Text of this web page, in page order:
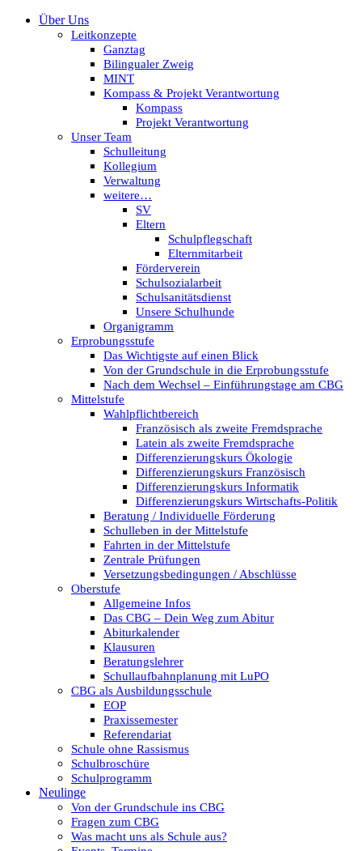
Über Uns
Leitkonzepte
Ganztag
Bilingualer Zweig
MINT
Kompass & Projekt Verantwortung
Kompass
Projekt Verantwortung
Unser Team
Schulleitung
Kollegium
Verwaltung
weitere…
SV
Eltern
Schulpflegschaft
Elternmitarbeit
Förderverein
Schulsozialarbeit
Schulsanitätsdienst
Unsere Schulhunde
Organigramm
Erprobungsstufe
Das Wichtigste auf einen Blick
Von der Grundschule in die Erprobungsstufe
Nach dem Wechsel – Einführungstage am CBG
Mittelstufe
Wahlpflichtbereich
Französisch als zweite Fremdsprache
Latein als zweite Fremdsprache
Differenzierungskurs Ökologie
Differenzierungskurs Französisch
Differenzierungskurs Informatik
Differenzierungskurs Wirtschafts-Politik
Beratung / Individuelle Förderung
Schulleben in der Mittelstufe
Fahrten in der Mittelstufe
Zentrale Prüfungen
Versetzungsbedingungen / Abschlüsse
Oberstufe
Allgemeine Infos
Das CBG – Dein Weg zum Abitur
Abiturkalender
Klausuren
Beratungslehrer
Schullaufbahnplanung mit LuPO
CBG als Ausbildungsschule
EOP
Praxissemester
Referendariat
Schule ohne Rassismus
Schulbroschüre
Schulprogramm
Neulinge
Von der Grundschule ins CBG
Fragen zum CBG
Was macht uns als Schule aus?